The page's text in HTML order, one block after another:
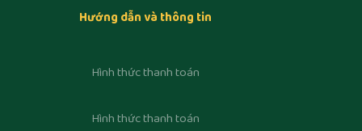
Hướng dẫn và thông tin
Hình thức thanh toán
Hình thức thanh toán